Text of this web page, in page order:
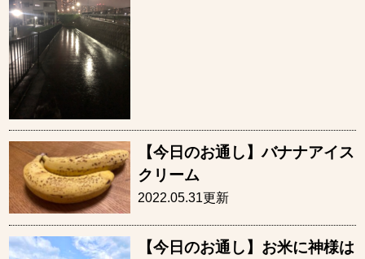
【今日のお通し】バナナアイス
クリーム
2022.05.31更新
【今日のお通し】お米に神様は